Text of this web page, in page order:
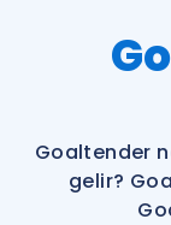
Katılımcı
Faydalı
Ücretsiz
Goaltender
gelir?